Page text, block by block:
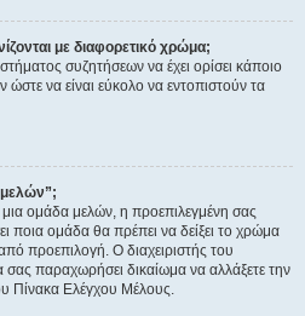
με διαφορετικό χρώμα;
συζητήσεων να έχει ορίσει κάποιο
να είναι εύκολο να εντοπιστούν τα
μελών”;
ομάδα μελών, η προεπιλεγμένη σας
ποια ομάδα θα πρέπει να δείξει το χρώμα
προεπιλογή. Ο διαχειριστής του
παραχωρήσει δικαίωμα να αλλάξετε την
Πίνακα Ελέγχου Μέλους.